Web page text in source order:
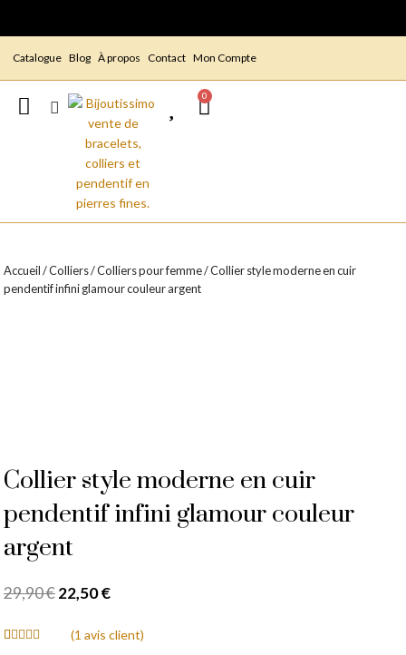
Catalogue Blog À propos Contact Mon Compte
0
Accueil/Colliers/Colliers pour femme/ Collier style moderne en cuir
pendentif infini glamour couleur argent
Collier style moderne en cuir
pendentif infini glamour couleur
argent
29,90€22,50€
(1 avis client)